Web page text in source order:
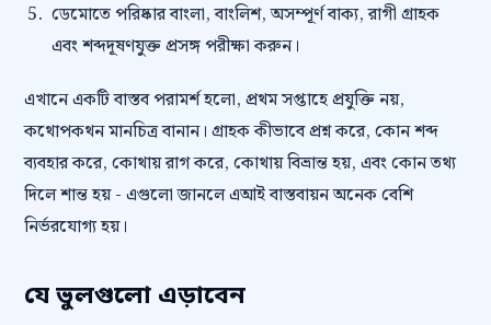
ডেমোতে পরিষ্কার বাংলা, বাংলিশ, অসম্পূর্ণ বাক্য, রাগী গ্রাহক
এবং শব্দদূষণযুক্ত প্রসঙ্গ পরীক্ষা করুন।
এখানে একটি বাস্তব পরামর্শ হলো, প্রথম সপ্তাহে প্রযুক্তি নয়,
কথোপকথন মানচিত্র বানান। গ্রাহক কীভাবে প্রশ্ন করে, কোন শব্দ
ব্যবহার করে, কোথায় রাগ করে, কোথায় বিভ্রান্ত হয়, এবং কোন তথ্য
দিলে শান্ত হয় - এগুলো জানলে এআই বাস্তবায়ন অনেক বেশি
নির্ভরযোগ্য হয়।
যে ভুলগুলো এড়াবেন